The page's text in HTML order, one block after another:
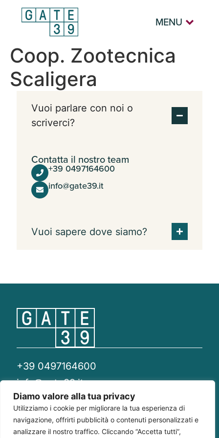
Diamo valore alla tua privacy
Utilizziamo i cookie per migliorare la tua esperienza di
navigazione, offrirti pubblicità o contenuti personalizzati e
analizzare il nostro traffico. Cliccando “Accetta tutti”,
MENU
Coop. Zootecnica
Scaligera
Vuoi parlare con noi o
scriverci?
Contatta il nostro team
+39 0497164600
info@gate39.it
Vuoi sapere dove siamo?
+39 0497164600
info@gate39.it
gate39@pec.it
Privacy Policy Whistleblowing Compliance 231